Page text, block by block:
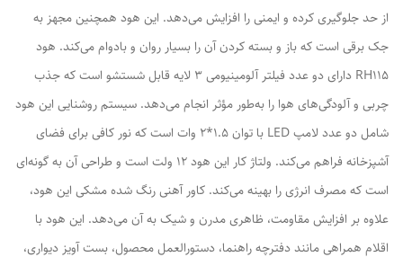
از حد جلوگیری کرده و ایمنی را افزایش می‌دهد. این هود همچنین مجهز به
جک برقی است که باز و بسته کردن آن را بسیار روان و بادوام می‌کند. هود
RH115 دارای دو عدد فیلتر آلومینیومی ۳ لایه قابل شستشو است که جذب
چربی و آلودگی‌های هوا را به‌طور مؤثر انجام می‌دهد. سیستم روشنایی این هود
شامل دو عدد لامپ LED با توان ۱.۵*۲ وات است که نور کافی برای فضای
آشپزخانه فراهم می‌کند. ولتاژ کار این هود ۱۲ ولت است و طراحی آن به گونه‌ای
است که مصرف انرژی را بهینه می‌کند. کاور آهنی رنگ شده مشکی این هود،
علاوه بر افزایش مقاومت، ظاهری مدرن و شیک به آن می‌دهد. این هود با
اقلام همراهی مانند دفترچه راهنما، دستورالعمل محصول، بست آویز دیواری،